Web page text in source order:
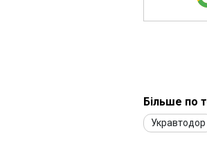
Більше по
Укравтодор